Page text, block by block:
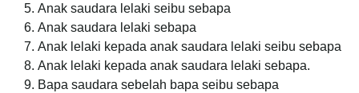
Anak saudara lelaki seibu sebapa
Anak saudara lelaki sebapa
Anak lelaki kepada anak saudara lelaki seibu sebapa
Anak lelaki kepada anak saudara lelaki sebapa.
Bapa saudara sebelah bapa seibu sebapa